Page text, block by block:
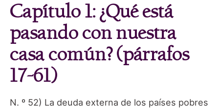
Capítulo 1: ¿Qué está
pasando con nuestra
casa común? (párrafos
17-61)
N. º 52) La deuda externa de los países pobres